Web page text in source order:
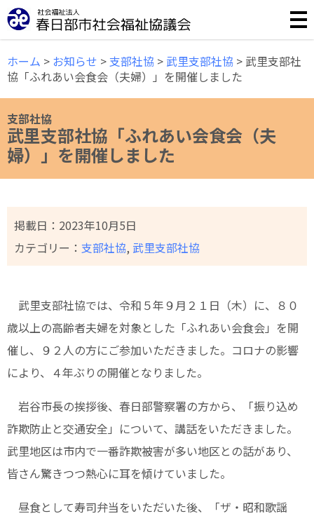
誰もが安心して暮らせる福祉のまちづくりのために様々な
ホーム > お知らせ > 支部社協 > 武里支部社協 > 武里支部社
協「ふれあい会食会（夫婦）」を開催しました
支部社協
武里支部社協「ふれあい会食会（夫
婦）」を開催しました
掲載日： 2023年10月5日
カテゴリー： 支部社協, 武里支部社協
武里支部社協では、令和５年９月２１日（木）に、８０
歳以上の高齢者夫婦を対象とした「ふれあい会食会」を開
催し、９２人の方にご参加いただきました。コロナの影響
により、４年ぶりの開催となりました。
岩谷市長の挨拶後、春日部警察署の方から、「振り込め
詐欺防止と交通安全」について、講話をいただきました。
武里地区は市内で一番詐欺被害が多い地区との話があり、
皆さん驚きつつ熱心に耳を傾けていました。
昼食として寿司弁当をいただいた後、「ザ・昭和歌謡